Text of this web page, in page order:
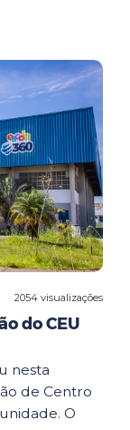
2054 visualizações
do CEU
nesta
de Centro
O